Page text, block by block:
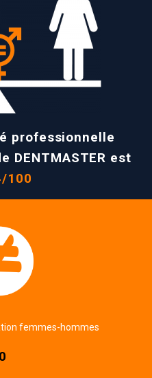
professionnelle
DENTMASTER est
100
femmes-hommes